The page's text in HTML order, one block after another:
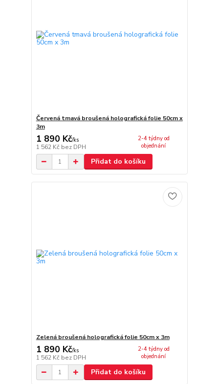
Červená tmavá broušená holografická folie 50cm x
3m
1 890 Kč/ks
1 562 Kč bez DPH
2-4 týdny od
objednání
Přidat do košíku
Zelená broušená holografická folie 50cm x 3m
1 890 Kč/ks
1 562 Kč bez DPH
2-4 týdny od
objednání
Přidat do košíku